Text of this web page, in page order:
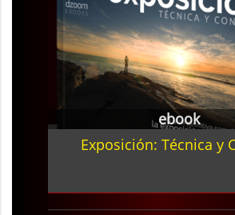
ebook
Exposición: Técnica y